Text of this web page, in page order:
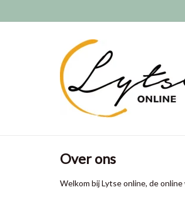
Over ons
Welkom bij Lytse online, de